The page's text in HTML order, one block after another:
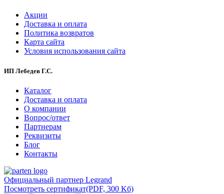
Акции
Доставка и оплата
Политика возвратов
Карта сайта
Условия использования сайта
ИП Лебедев Г.С.
Каталог
Доставка и оплата
О компании
Вопрос/ответ
Партнерам
Реквизиты
Блог
Контакты
Официальный партнер Legrand
Посмотреть сертификат(PDF, 300 Kб)